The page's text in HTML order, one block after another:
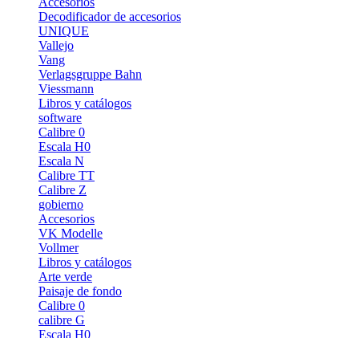
Decodificador de accesorios
UNIQUE
Vallejo
Vang
Verlagsgruppe Bahn
Viessmann
Libros y catálogos
software
Calibre 0
Escala H0
Escala N
Calibre TT
Calibre Z
gobierno
Accesorios
VK Modelle
Vollmer
Libros y catálogos
Arte verde
Paisaje de fondo
Calibre 0
calibre G
Escala H0